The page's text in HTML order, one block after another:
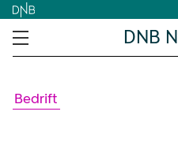
DNB
Bedrift